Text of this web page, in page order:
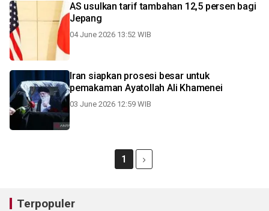
AS usulkan tarif tambahan 12,5 persen bagi
Jepang
04 June 2026 13:52 WIB
Iran siapkan prosesi besar untuk
pemakaman Ayatollah Ali Khamenei
03 June 2026 12:59 WIB
1
Terpopuler